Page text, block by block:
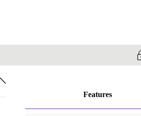
Features